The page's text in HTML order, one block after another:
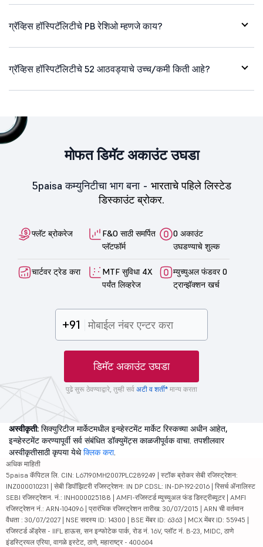
ग्रॅव्हिस हॉस्पिटॅलिटीचे PB रेशिओ म्हणजे काय?
ग्रॅव्हिस हॉस्पिटॅलिटीचे 52 आठवड्याचे उच्च/कमी किती आहे?
मोफत डिमॅट अकाउंट उघडा
5paisa कम्युनिटीचा भाग बना - भारताचे पहिले लिस्टेड
डिस्काउंट ब्रोकर.
फ्लॅट ब्रोकरेज
F&O साठी समर्पित
प्लॅटफॉर्म
0 अकाउंट
उघडण्याचे शुल्क
चार्टवर ट्रेड करा
MTF सुविधा 4X
पर्यंत लिव्हरेज
म्युच्युअल फंडवर 0
ट्रान्झॅक्शन खर्च
+91
डिमॅट अकाउंट उघडा
पुढे सुरू ठेवण्याद्वारे, तुम्ही सर्व अटी व शर्ती* मान्य करता
अस्वीकृती: सिक्युरिटीज मार्केटमधील इन्व्हेस्टमेंट मार्केट रिस्कच्या अधीन आहेत,
इन्व्हेस्टमेंट करण्यापूर्वी सर्व संबंधित डॉक्युमेंट्स काळजीपूर्वक वाचा. तपशीलवार
अस्वीकृतीसाठी कृपया येथेक्लिक करा.
अधिक माहिती
5paisa कॅपिटल लि. CIN: L67190MH2007PLC289249 | स्टॉक ब्रोकर सेबी रजिस्ट्रेशन:
INZ000010231 | सेबी डिपॉझिटरी रजिस्ट्रेशन: IN DP CDSL: IN-DP-192-2016 | रिसर्च ॲनालिस्ट
SEBI रजिस्ट्रेशन. नं.: INH000025188 | AMFI-रजिस्टर्ड म्युच्युअल फंड डिस्ट्रीब्यूटर | AMFI
रजिस्ट्रेशन नं.: ARN-104096 | प्रारंभिक रजिस्ट्रेशन तारीख: 30/07/2015 | ARN ची वर्तमान
वैधता : 30/07/2027 | NSE सदस्य ID: 14300 | BSE मेंबर ID: 6363 | MCX मेंबर ID: 55945 |
रजिस्टर्ड ॲड्रेस - IIFL हाऊस, सन इन्फोटेक पार्क, रोड नं. 16V, प्लॉट नं. B-23, MIDC, ठाणे
इंडस्ट्रियल एरिया, वागळे इस्टेट, ठाणे, महाराष्ट्र - 400604